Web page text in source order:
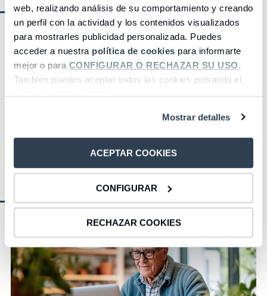
web, realizando análisis de su comportamiento y creando
un perfil con la actividad y los contenidos visualizados
para mostrarles publicidad personalizada. Puedes
acceder a nuestra política de cookies para informarte
mejor o para CONFIGURAR O RECHAZAR SU USO.
También puedes aceptar todas las cookies pulsando el
botón “Aceptar cookies”.
Mostrar detalles
ACEPTAR COOKIES
CONFIGURAR
RECHAZAR COOKIES